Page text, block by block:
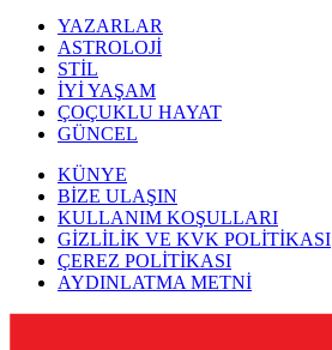
YAZARLAR
ASTROLOJİ
STİL
İYİ YAŞAM
ÇOÇUKLU HAYAT
GÜNCEL
KÜNYE
BİZE ULAŞIN
KULLANIM KOŞULLARI
GİZLİLİK VE KVK POLİTİKASI
ÇEREZ POLİTİKASI
AYDINLATMA METNİ